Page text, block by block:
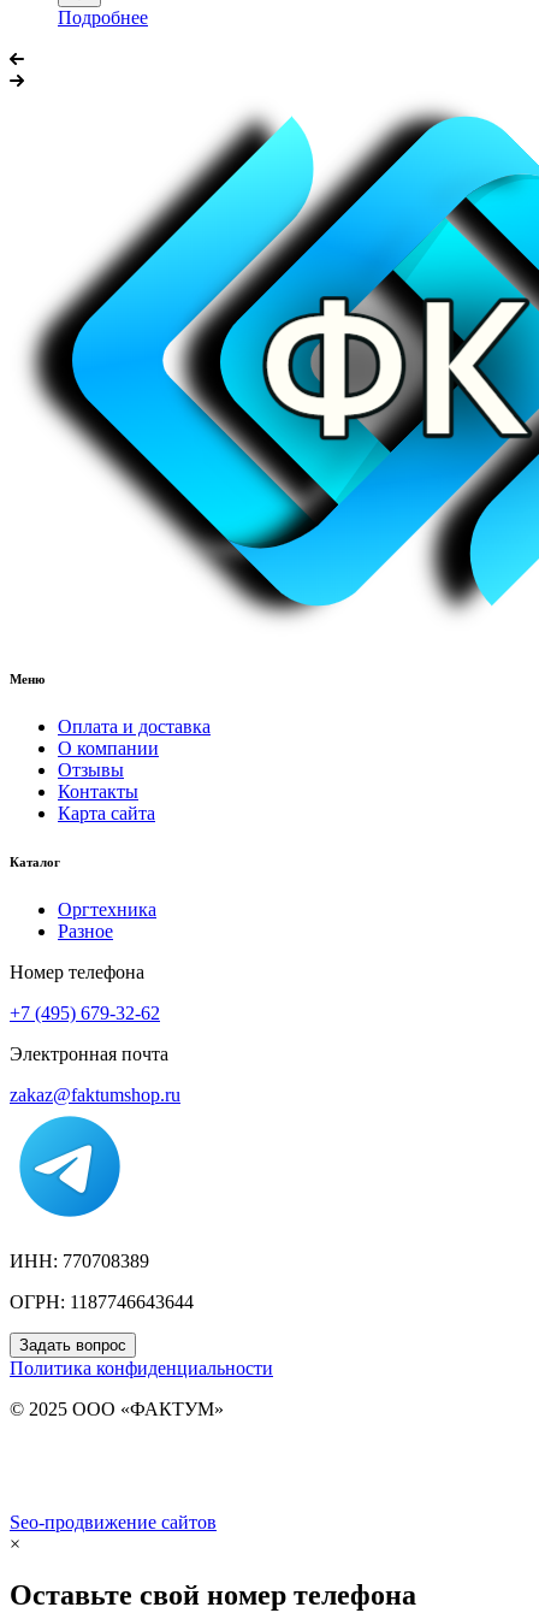
Подробнее
Меню
Оплата и доставка
О компании
Отзывы
Контакты
Карта сайта
Каталог
Оргтехника
Разное
Номер телефона
+7 (495) 679-32-62
Электронная почта
zakaz@faktumshop.ru
ИНН: 770708389
ОГРН: 1187746643644
Задать вопрос
Политика конфиденциальности
© 2025 ООО «ФАКТУМ»
Seo-продвижение сайтов
×
Оставьте свой номер телефона